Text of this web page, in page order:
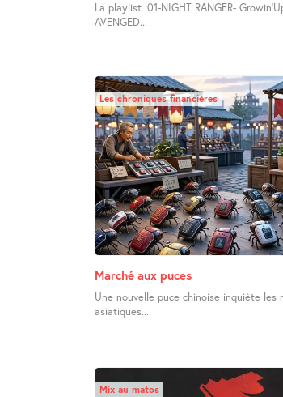
La playlist :01-NIGHT RANGER-
AVENGED...
Les chroniques financières
Marché aux puces
Une nouvelle puce chinoise inquiète les
asiatiques...
Mix au matos